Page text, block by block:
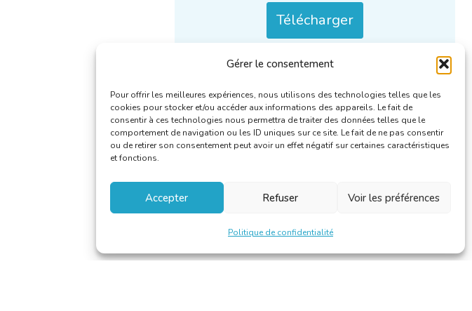
Gérer le consentement
Pour offrir les meilleures expériences, nous utilisons des technologies telles que les
cookies pour stocker et/ou accéder aux informations des appareils. Le fait de
consentir à ces technologies nous permettra de traiter des données telles que le
comportement de navigation ou les ID uniques sur ce site. Le fait de ne pas consentir
ou de retirer son consentement peut avoir un effet négatif sur certaines caractéristiques
et fonctions.
Accepter Refuser Voir les préférences
Politique de confidentialité
Télécharger
Uniquement / aussi disponible en :
Catégories :
Rapports annuels .